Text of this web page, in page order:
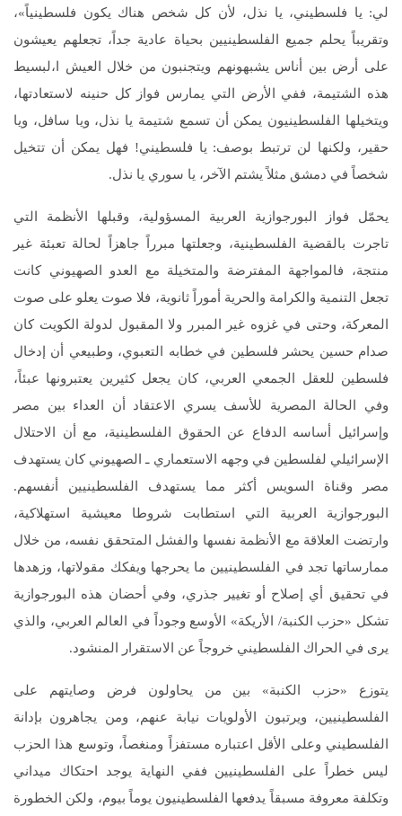
لي: يا فلسطيني، يا نذل، لأن كل شخص هناك يكون فلسطينياً»،
وتقريباً يحلم جميع الفلسطينيين بحياة عادية جداً، تجعلهم يعيشون
على أرض بين أناس يشبهونهم ويتجنبون من خلال العيش ا،لبسيط
هذه الشتيمة، ففي الأرض التي يمارس فواز كل حنينه لاستعادتها،
ويتخيلها الفلسطينيون يمكن أن تسمع شتيمة يا نذل، ويا سافل، ويا
حقير، ولكنها لن ترتبط بوصف: يا فلسطيني! فهل يمكن أن تتخيل
شخصاً في دمشق مثلاً يشتم الآخر، يا سوري يا نذل.
يحمّل فواز البورجوازية العربية المسؤولية، وقبلها الأنظمة التي
تاجرت بالقضية الفلسطينية، وجعلتها مبرراً جاهزاً لحالة تعبئة غير
منتجة، فالمواجهة المفترضة والمتخيلة مع العدو الصهيوني كانت
تجعل التنمية والكرامة والحرية أموراً ثانوية، فلا صوت يعلو على صوت
المعركة، وحتى في غزوه غير المبرر ولا المقبول لدولة الكويت كان
صدام حسين يحشر فلسطين في خطابه التعبوي، وطبيعي أن إدخال
فلسطين للعقل الجمعي العربي، كان يجعل كثيرين يعتبرونها عبئاً،
وفي الحالة المصرية للأسف يسري الاعتقاد أن العداء بين مصر
وإسرائيل أساسه الدفاع عن الحقوق الفلسطينية، مع أن الاحتلال
الإسرائيلي لفلسطين في وجهه الاستعماري ـ الصهيوني كان يستهدف
مصر وقناة السويس أكثر مما يستهدف الفلسطينيين أنفسهم.
البورجوازية العربية التي استطابت شروطا معيشية استهلاكية،
وارتضت العلاقة مع الأنظمة نفسها والفشل المتحقق نفسه، من خلال
ممارساتها تجد في الفلسطينيين ما يحرجها ويفكك مقولاتها، وزهدها
في تحقيق أي إصلاح أو تغيير جذري، وفي أحضان هذه البورجوازية
تشكل «حزب الكنبة/ الأريكة» الأوسع وجوداً في العالم العربي، والذي
يرى في الحراك الفلسطيني خروجاً عن الاستقرار المنشود.
يتوزع «حزب الكنبة» بين من يحاولون فرض وصايتهم على
الفلسطينيين، ويرتبون الأولويات نيابة عنهم، ومن يجاهرون بإدانة
الفلسطيني وعلى الأقل اعتباره مستفزاً ومنغصاً، وتوسع هذا الحزب
ليس خطراً على الفلسطينيين ففي النهاية يوجد احتكاك ميداني
وتكلفة معروفة مسبقاً يدفعها الفلسطينيون يوماً بيوم، ولكن الخطورة